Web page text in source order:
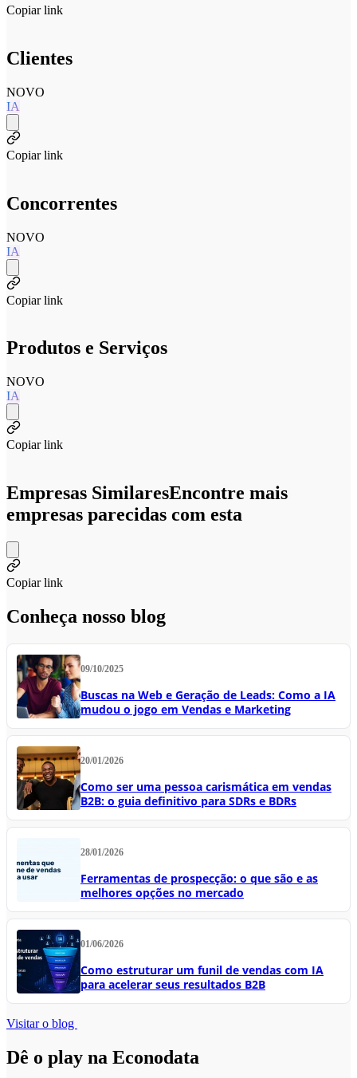
Copiar link
Clientes
NOVO
IA
Copiar link
Concorrentes
NOVO
IA
Copiar link
Produtos e Serviços
NOVO
IA
Copiar link
Empresas SimilaresEncontre mais
empresas parecidas com esta
Copiar link
Conheça nosso blog
09/10/2025
Buscas na Web e Geração de Leads: Como a IA
mudou o jogo em Vendas e Marketing
20/01/2026
Como ser uma pessoa carismática em vendas
B2B: o guia definitivo para SDRs e BDRs
28/01/2026
Ferramentas de prospecção: o que são e as
melhores opções no mercado
01/06/2026
Como estruturar um funil de vendas com IA
para acelerar seus resultados B2B
Visitar o blog
Dê o play na Econodata